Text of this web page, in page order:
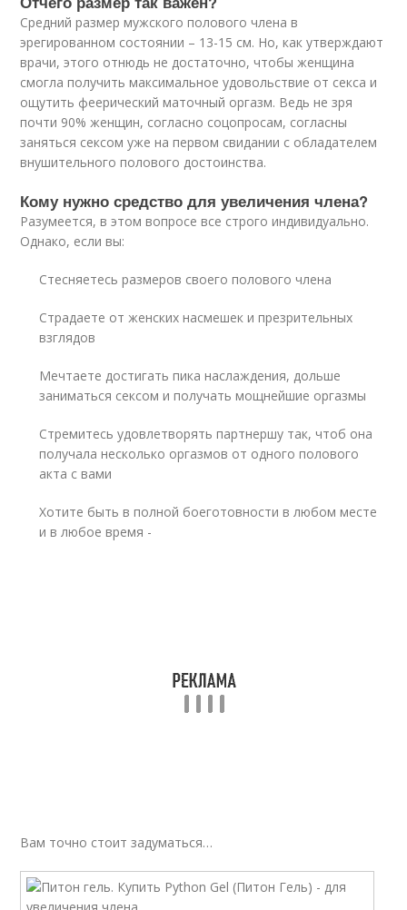
Средний размер мужского полового члена в
эрегированном состоянии – 13-15 см. Но, как утверждают
врачи, этого отнюдь не достаточно, чтобы женщина
смогла получить максимальное удовольствие от секса и
ощутить феерический маточный оргазм. Ведь не зря
почти 90% женщин, согласно соцопросам, согласны
заняться сексом уже на первом свидании с обладателем
внушительного полового достоинства.
Кому нужно средство для увеличения члена?
Разумеется, в этом вопросе все строго индивидуально.
Однако, если вы:
Стесняетесь размеров своего полового члена
Страдаете от женских насмешек и презрительных
взглядов
Мечтаете достигать пика наслаждения, дольше
заниматься сексом и получать мощнейшие оргазмы
Стремитесь удовлетворять партнершу так, чтоб она
получала несколько оргазмов от одного полового
акта с вами
Хотите быть в полной боеготовности в любом месте
и в любое время -
Вам точно стоит задуматься…